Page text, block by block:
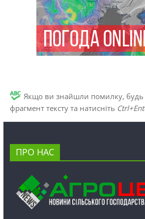
Якщо ви знайшли помилку, будь
фрагмент тексту та натисніть
ПРО НАС